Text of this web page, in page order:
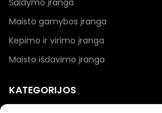
Šaldymo įranga
Maisto gamybos įranga
Kepimo ir virimo įranga
Maisto išdavimo įranga
KATEGORIJOS